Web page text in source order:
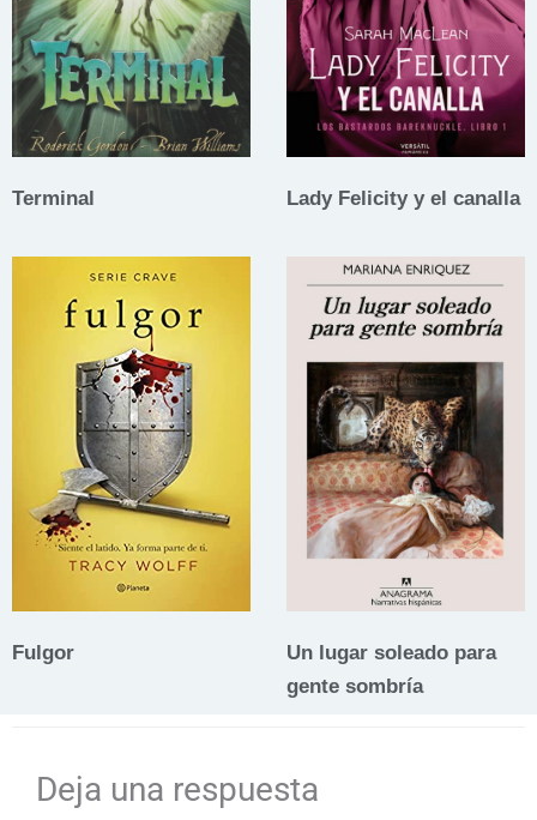
Terminal Lady Felicity y el canalla
Fulgor
Un lugar soleado para
gente sombría
Deja una respuesta